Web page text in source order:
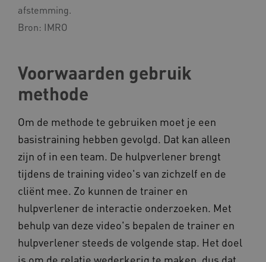
afstemming.
Bron: IMRO
Voorwaarden gebruik
methode
Om de methode te gebruiken moet je een
basistraining hebben gevolgd. Dat kan alleen
zijn of in een team. De hulpverlener brengt
tijdens de training video's van zichzelf en de
cliënt mee. Zo kunnen de trainer en
hulpverlener de interactie onderzoeken. Met
behulp van deze video's bepalen de trainer en
hulpverlener steeds de volgende stap. Het doel
AWSALBCORS
Amazon.com Inc.
a594.kennispleingehandicaptensector.nl
UMB_SESSION www.kennispleingehandicaptensector.nl